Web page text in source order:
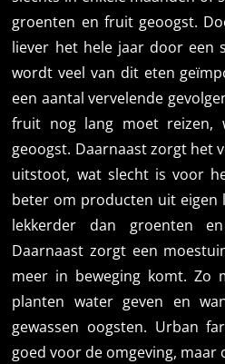
groenten en fruit geoogst.
liever het hele jaar door een
wordt veel van dit eten
een aantal vervelende
fruit nog lang moet reizen,
geoogst. Daarnaast zorgt het
uitstoot, wat slecht is voor
beter om producten uit eigen
lekkerder dan groenten
Daarnaast zorgt een
meer in beweging komt. Zo
planten water geven en
gewassen oogsten. Urban
goed voor de omgeving, maar